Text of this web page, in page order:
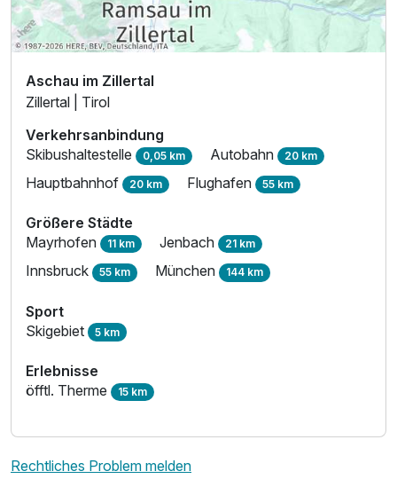
Aschau im Zillertal
Zillertal | Tirol
Verkehrsanbindung
Skibushaltestelle 0,05 km Autobahn 20 km
Hauptbahnhof 20 km Flughafen 55 km
Größere Städte
Mayrhofen 11 km Jenbach 21 km
Innsbruck 55 km München 144 km
Sport
Skigebiet 5 km
Erlebnisse
öfftl. Therme 15 km
Rechtliches Problem melden